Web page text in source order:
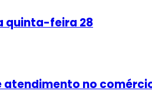
quinta-feira 28
no